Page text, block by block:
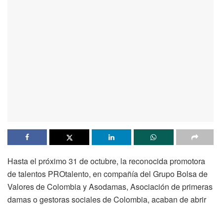
Hasta el próximo 31 de octubre, la reconocida promotora
de talentos PROtalento, en compañía del Grupo Bolsa de
Valores de Colombia y Asodamas, Asociación de primeras
damas o gestoras sociales de Colombia, acaban de abrir